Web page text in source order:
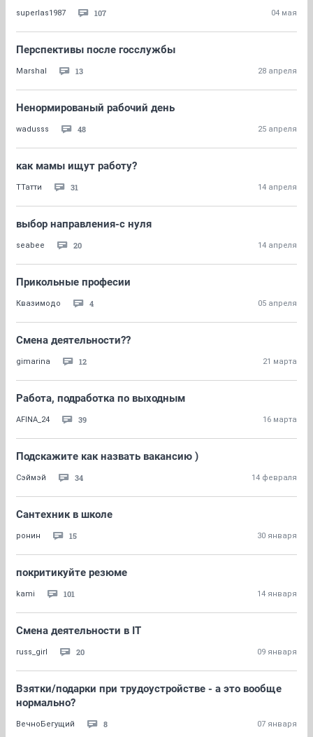
superlas1987 107 04 мая
Перспективы после госслужбы
Marshal 13 28 апреля
Ненормированый рабочий день
wadusss 48 25 апреля
как мамы ищут работу?
ТТатти 31 14 апреля
выбор направления-с нуля
seabee 20 14 апреля
Прикольные професии
Квазимодо 4 05 апреля
Смена деятельности??
gimarina 12 21 марта
Работа, подработка по выходным
AFINA_24 39 16 марта
Подскажите как назвать вакансию )
Сэймэй 34 14 февраля
Сантехник в школе
ронин 15 30 января
покритикуйте резюме
kami 101 14 января
Смена деятельности в IT
russ_girl 20 09 января
Взятки/подарки при трудоустройстве - а это вообще
нормально?
ВечноБегущий 8 07 января